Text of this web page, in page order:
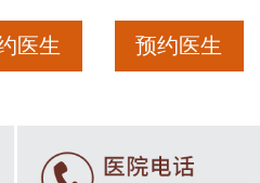
医生 预约医生